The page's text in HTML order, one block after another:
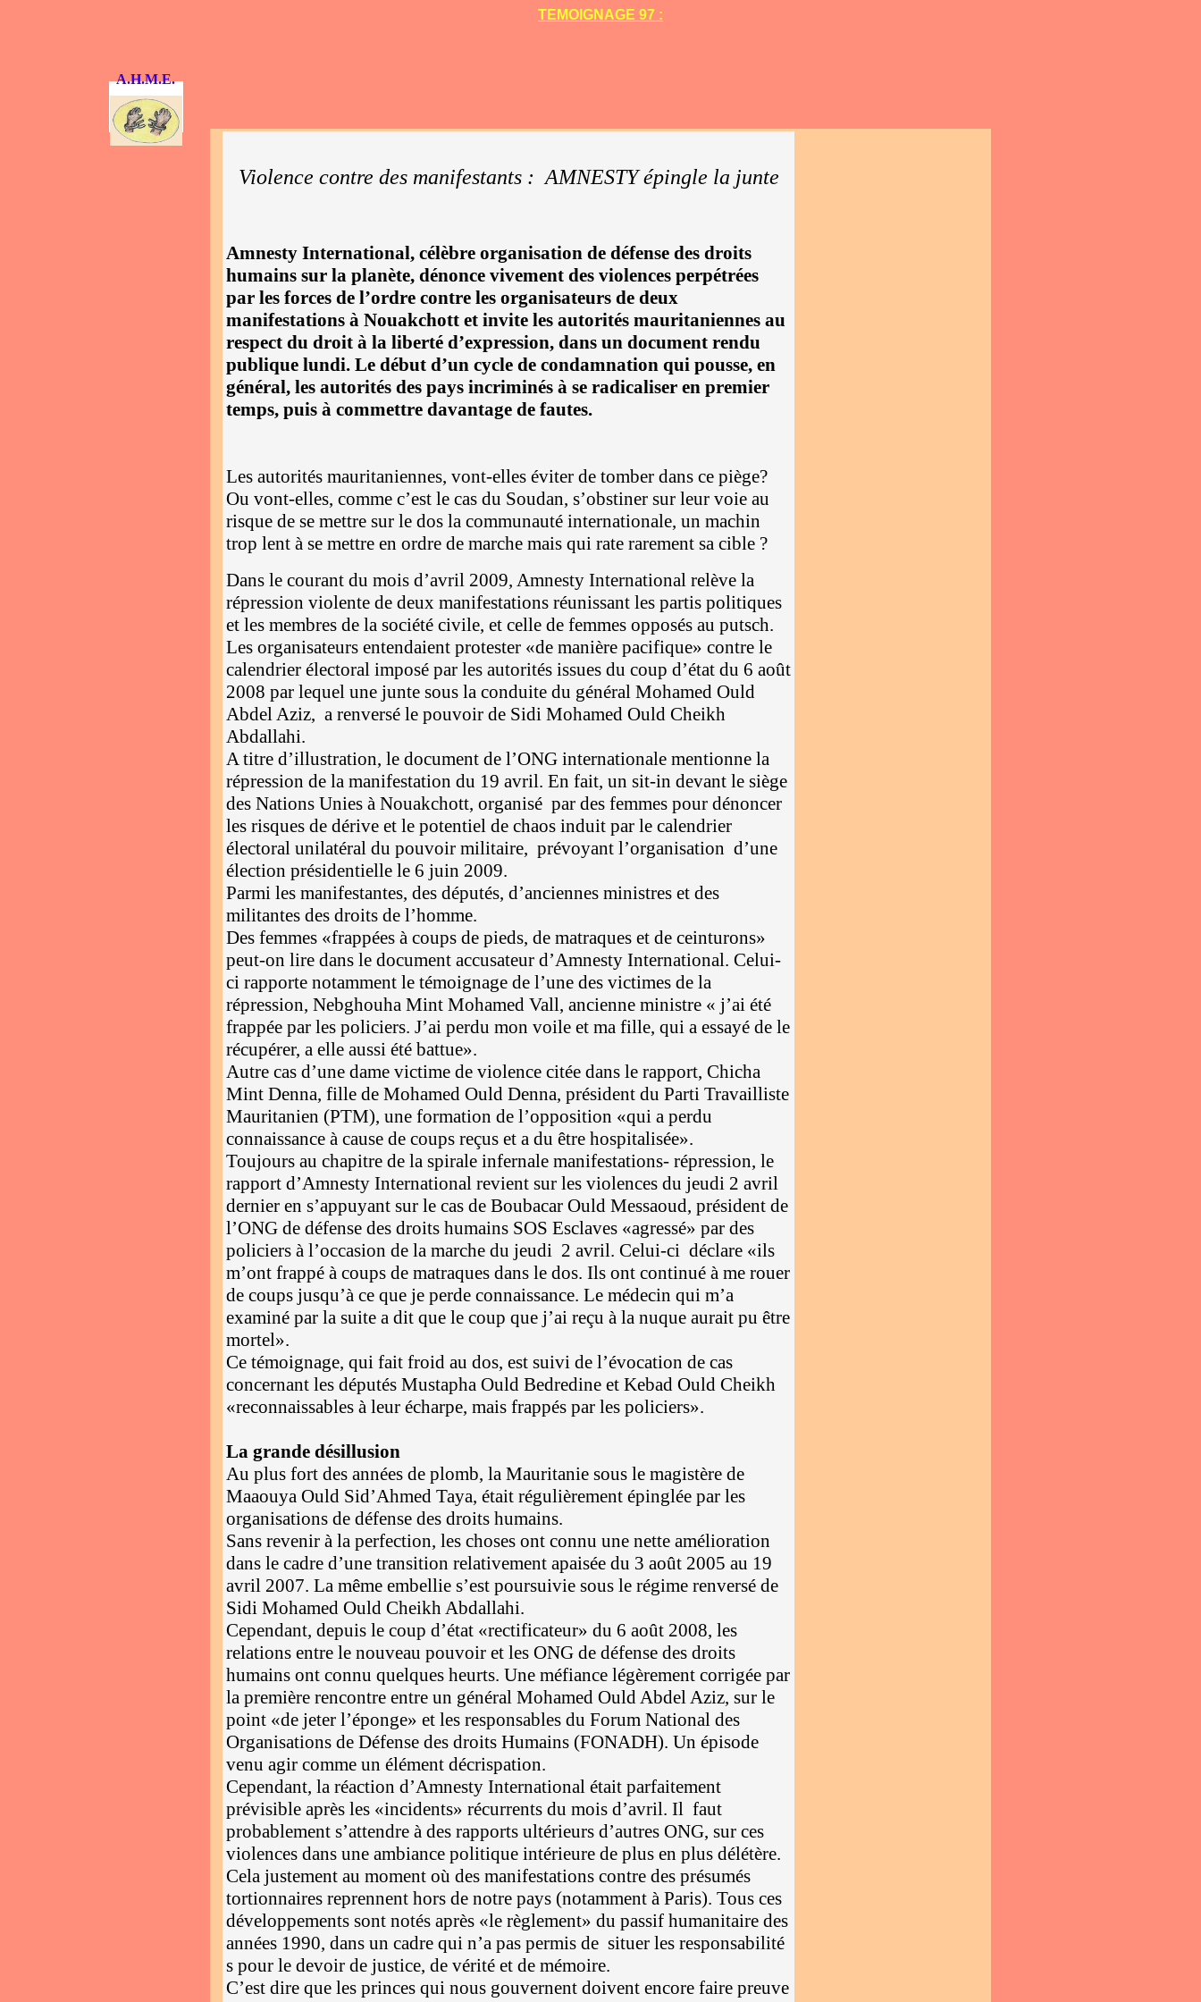
TEMOIGNAGE 97 :
A.H.M.E.
Violence contre des manifestants : AMNESTY épingle la junte
Amnesty International, célèbre organisation de défense des droits
humains sur la planète, dénonce vivement des violences perpétrées
par les forces de l’ordre contre les organisateurs de deux
manifestations à Nouakchott et invite les autorités mauritaniennes au
respect du droit à la liberté d’expression, dans un document rendu
publique lundi. Le début d’un cycle de condamnation qui pousse, en
général, les autorités des pays incriminés à se radicaliser en premier
temps, puis à commettre davantage de fautes.
Les autorités mauritaniennes, vont-elles éviter de tomber dans ce piège?
Ou vont-elles, comme c’est le cas du Soudan, s’obstiner sur leur voie au
risque de se mettre sur le dos la communauté internationale, un machin
trop lent à se mettre en ordre de marche mais qui rate rarement sa cible ?
Dans le courant du mois d’avril 2009, Amnesty International relève la
répression violente de deux manifestations réunissant les partis politiques
et les membres de la société civile, et celle de femmes opposés au putsch.
Les organisateurs entendaient protester «de manière pacifique» contre le
calendrier électoral imposé par les autorités issues du coup d’état du 6 août
2008 par lequel une junte sous la conduite du général Mohamed Ould
Abdel Aziz, a renversé le pouvoir de Sidi Mohamed Ould Cheikh
Abdallahi.
A titre d’illustration, le document de l’ONG internationale mentionne la
répression de la manifestation du 19 avril. En fait, un sit-in devant le siège
des Nations Unies à Nouakchott, organisé par des femmes pour dénoncer
les risques de dérive et le potentiel de chaos induit par le calendrier
électoral unilatéral du pouvoir militaire, prévoyant l’organisation d’une
élection présidentielle le 6 juin 2009.
Parmi les manifestantes, des députés, d’anciennes ministres et des
militantes des droits de l’homme.
Des femmes «frappées à coups de pieds, de matraques et de ceinturons»
peut-on lire dans le document accusateur d’Amnesty International. Celui-
ci rapporte notamment le témoignage de l’une des victimes de la
répression, Nebghouha Mint Mohamed Vall, ancienne ministre « j’ai été
frappée par les policiers. J’ai perdu mon voile et ma fille, qui a essayé de le
récupérer, a elle aussi été battue».
Autre cas d’une dame victime de violence citée dans le rapport, Chicha
Mint Denna, fille de Mohamed Ould Denna, président du Parti Travailliste
Mauritanien (PTM), une formation de l’opposition «qui a perdu
connaissance à cause de coups reçus et a du être hospitalisée».
Toujours au chapitre de la spirale infernale manifestations- répression, le
rapport d’Amnesty International revient sur les violences du jeudi 2 avril
dernier en s’appuyant sur le cas de Boubacar Ould Messaoud, président de
l’ONG de défense des droits humains SOS Esclaves «agressé» par des
policiers à l’occasion de la marche du jeudi 2 avril. Celui-ci déclare «ils
m’ont frappé à coups de matraques dans le dos. Ils ont continué à me rouer
de coups jusqu’à ce que je perde connaissance. Le médecin qui m’a
examiné par la suite a dit que le coup que j’ai reçu à la nuque aurait pu être
mortel».
Ce témoignage, qui fait froid au dos, est suivi de l’évocation de cas
concernant les députés Mustapha Ould Bedredine et Kebad Ould Cheikh
«reconnaissables à leur écharpe, mais frappés par les policiers».
La grande désillusion
Au plus fort des années de plomb, la Mauritanie sous le magistère de
Maaouya Ould Sid’Ahmed Taya, était régulièrement épinglée par les
organisations de défense des droits humains.
Sans revenir à la perfection, les choses ont connu une nette amélioration
dans le cadre d’une transition relativement apaisée du 3 août 2005 au 19
avril 2007. La même embellie s’est poursuivie sous le régime renversé de
Sidi Mohamed Ould Cheikh Abdallahi.
Cependant, depuis le coup d’état «rectificateur» du 6 août 2008, les
relations entre le nouveau pouvoir et les ONG de défense des droits
humains ont connu quelques heurts. Une méfiance légèrement corrigée par
la première rencontre entre un général Mohamed Ould Abdel Aziz, sur le
point «de jeter l’éponge» et les responsables du Forum National des
Organisations de Défense des droits Humains (FONADH). Un épisode
venu agir comme un élément décrispation.
Cependant, la réaction d’Amnesty International était parfaitement
prévisible après les «incidents» récurrents du mois d’avril. Il faut
probablement s’attendre à des rapports ultérieurs d’autres ONG, sur ces
violences dans une ambiance politique intérieure de plus en plus délétère.
Cela justement au moment où des manifestations contre des présumés
tortionnaires reprennent hors de notre pays (notamment à Paris). Tous ces
développements sont notés après «le règlement» du passif humanitaire des
années 1990, dans un cadre qui n’a pas permis de situer les responsabilité
s pour le devoir de justice, de vérité et de mémoire.
C’est dire que les princes qui nous gouvernent doivent encore faire preuve